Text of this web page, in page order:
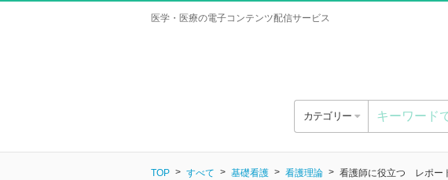
医学・医療の電子コンテンツ配信サービス
カテゴリー
TOP すべて 基礎看護 看護理論 看護師に役立つ レポー